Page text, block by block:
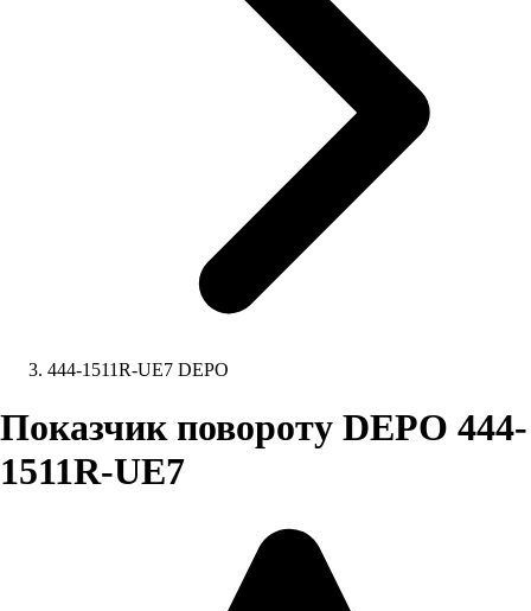
444-1511R-UE7 DEPO
Показчик повороту DEPO 444-
1511R-UE7